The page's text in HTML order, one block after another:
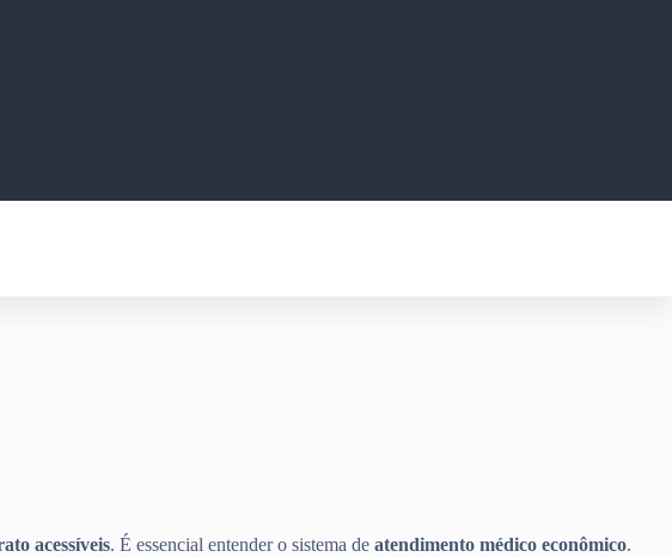
acessíveis. É essencial entender o sistema de atendimento médico econômico.